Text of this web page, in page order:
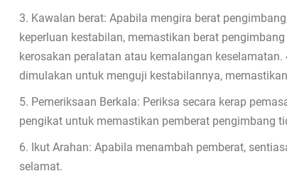
3. Kawalan berat: Apabila mengira berat
keperluan kestabilan, memastikan berat
kerosakan peralatan atau kemalangan
dimulakan untuk menguji kestabilannya,
5. Pemeriksaan Berkala: Periksa secara kerap
pengikat untuk memastikan pemberat pengimbang
6. Ikut Arahan: Apabila menambah pemberat,
selamat.